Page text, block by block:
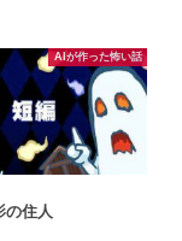
AIが作った怖い話
の住人